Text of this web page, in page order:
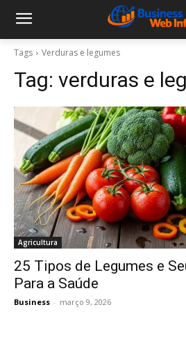
Tags Verduras e legumes
Tag: verduras e
Agricultura
25 Tipos de Legumes e
Para a Saúde
Business - março 9, 2026